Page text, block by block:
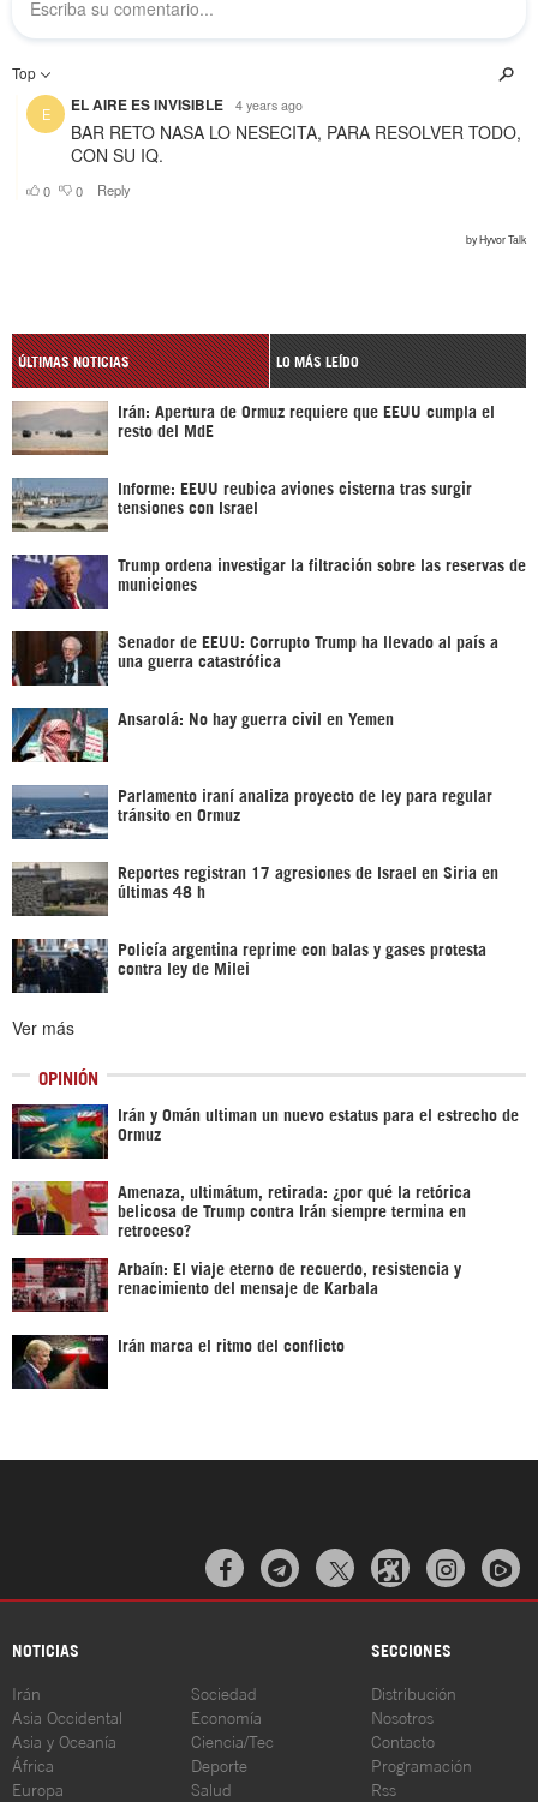
ÚLTIMAS NOTICIAS LO MÁS LEÍDO
Irán: Apertura de Ormuz requiere que EEUU cumpla el
resto del MdE
Informe: EEUU reubica aviones cisterna tras surgir
tensiones con Israel
Trump ordena investigar la filtración sobre las reservas de
municiones
Senador de EEUU: Corrupto Trump ha llevado al país a
una guerra catastrófica
Ansarolá: No hay guerra civil en Yemen
Parlamento iraní analiza proyecto de ley para regular
tránsito en Ormuz
Reportes registran 17 agresiones de Israel en Siria en
últimas 48 h
Policía argentina reprime con balas y gases protesta
contra ley de Milei
Ver más
OPINIÓN
Irán y Omán ultiman un nuevo estatus para el estrecho de
Ormuz
Amenaza, ultimátum, retirada: ¿por qué la retórica
belicosa de Trump contra Irán siempre termina en
retroceso?
Arbaín: El viaje eterno de recuerdo, resistencia y
renacimiento del mensaje de Karbala
Irán marca el ritmo del conflicto
  
NOTICIAS SECCIONES
Irán
Asia Occidental
Asia y Oceanía
África
Europa
Sociedad
Economía
Ciencia/Tec
Deporte
Salud
Distribución
Nosotros
Contacto
Programación
Rss